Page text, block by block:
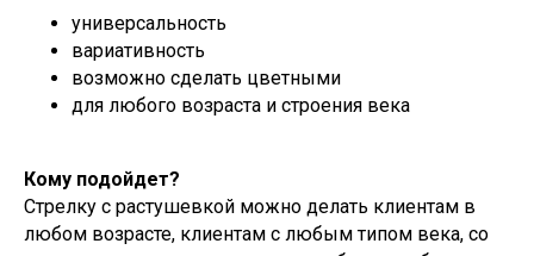
универсальность
вариативность
возможно сделать цветными
для любого возраста и строения века
Кому подойдет?
Стрелку с растушевкой можно делать клиентам в
любом возрасте, клиентам с любым типом века, со